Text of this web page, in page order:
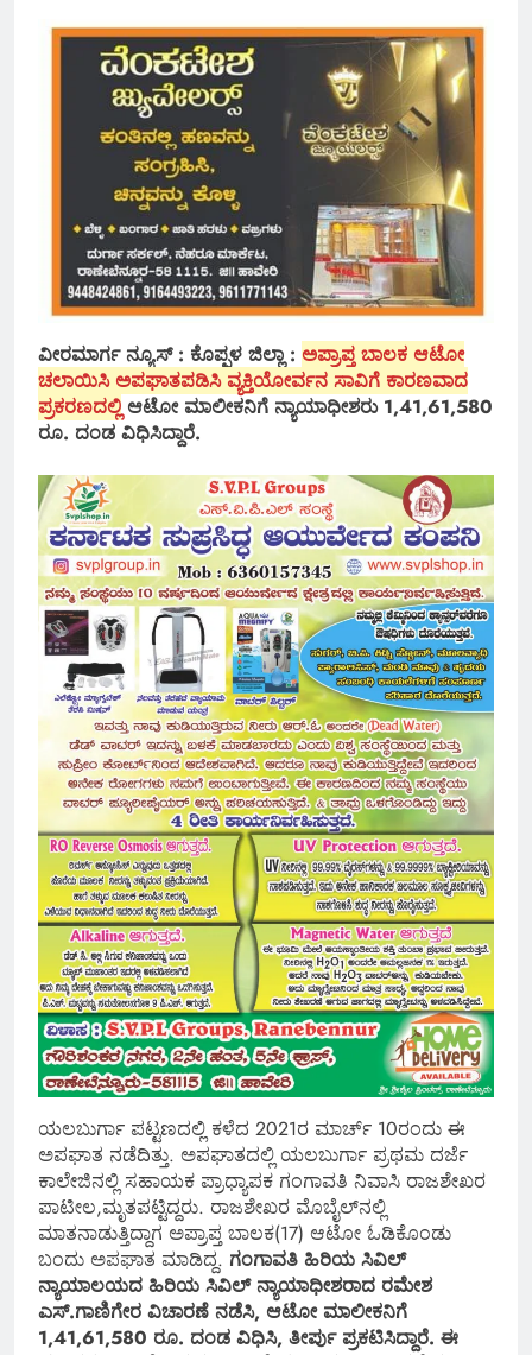
ವೀರಮಾರ್ಗ ನ್ಯೂಸ್ : ಕೊಪ್ಪಳ ಜಿಲ್ಲಾ : ಅಪ್ರಾಪ್ತ ಬಾಲಕ ಆಟೋ
ಚಲಾಯಿಸಿ ಅಪಘಾತಪಡಿಸಿ ವ್ಯಕ್ತಿಯೋರ್ವನ ಸಾವಿಗೆ ಕಾರಣವಾದ
ಪ್ರಕರಣದಲ್ಲಿ ಆಟೋ ಮಾಲೀಕನಿಗೆ ನ್ಯಾಯಾಧೀಶರು 1,41,61,580
ರೂ. ದಂಡ ವಿಧಿಸಿದ್ದಾರೆ.
ಯಲಬುರ್ಗಾ ಪಟ್ಟಣದಲ್ಲಿ ಕಳೆದ 2021ರ ಮಾರ್ಚ್ 10ರಂದು ಈ
ಅಪಘಾತ ನಡೆದಿತ್ತು. ಅಪಘಾತದಲ್ಲಿ ಯಲಬುರ್ಗಾ ಪ್ರಥಮ ದರ್ಜೆ
ಕಾಲೇಜಿನಲ್ಲಿ ಸಹಾಯಕ ಪ್ರಾಧ್ಯಾಪಕ ಗಂಗಾವತಿ ನಿವಾಸಿ ರಾಜಶೇಖರ
ಪಾಟೀಲ,ಮೃತಪಟ್ಟಿದ್ದರು. ರಾಜಶೇಖರ ಮೊಬೈಲ್‌ನಲ್ಲಿ
ಮಾತನಾಡುತ್ತಿದ್ದಾಗ ಅಪ್ರಾಪ್ತ ಬಾಲಕ(17) ಆಟೋ ಓಡಿಕೊಂಡು
ಬಂದು ಅಪಘಾತ ಮಾಡಿದ್ದ. ಗಂಗಾವತಿ ಹಿರಿಯ ಸಿವಿಲ್
ನ್ಯಾಯಾಲಯದ ಹಿರಿಯ ಸಿವಿಲ್ ನ್ಯಾಯಾಧೀಶರಾದ ರಮೇಶ
ಎಸ್.ಗಾಣಿಗೇರ ವಿಚಾರಣೆ ನಡೆಸಿ, ಆಟೋ ಮಾಲೀಕನಿಗೆ
1,41,61,580 ರೂ. ದಂಡ ವಿಧಿಸಿ, ತೀರ್ಪು ಪ್ರಕಟಿಸಿದ್ದಾರೆ. ಈ